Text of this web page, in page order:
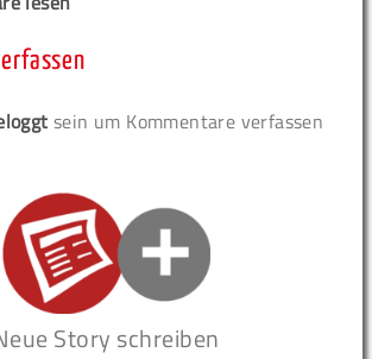
sein um Kommentare verfassen
Story schreiben